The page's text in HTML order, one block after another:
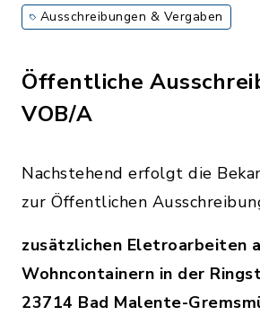
Ausschreibungen & Vergaben
Öffentliche
VOB/A
Nachstehend erfolgt die
zur Öffentlichen
zusätzlichen Eletroarbeiten
Wohncontainern in der
23714 Bad Malente-